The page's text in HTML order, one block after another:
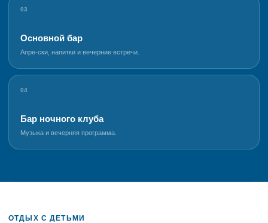
03
Основной бар
Апре-ски, напитки и вечерние встречи.
04
Бар ночного клуба
Музыка и вечерняя программа.
ОТДЫХ С ДЕТЬМИ